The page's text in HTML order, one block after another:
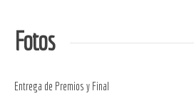
Fotos
Entrega de Premios y Final